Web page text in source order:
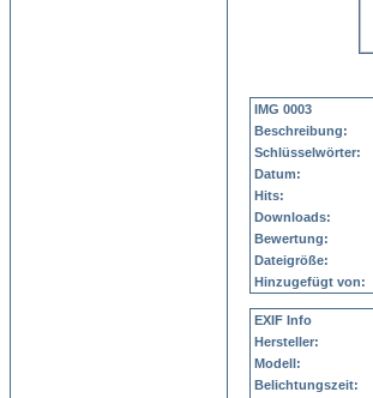
IMG 0003
Beschreibung:
Schlüsselwörter:
Datum:
Hits:
Downloads:
Bewertung:
Dateigröße:
Hinzugefügt von:
EXIF Info
Hersteller:
Modell:
Belichtungszeit: